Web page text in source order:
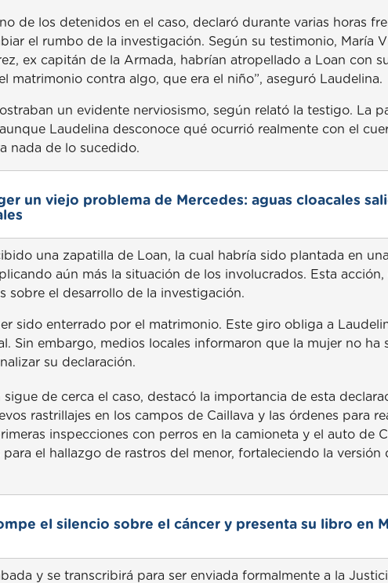
de los detenidos en el caso, declaró durante varias horas
el rumbo de la investigación. Según su testimonio, María
ex capitán de la Armada, habrían atropellado a Loan con
matrimonio contra algo, que era el niño”, aseguró Laudelina.
un evidente nerviosismo, según relató la testigo. La
Laudelina desconoce qué ocurrió realmente con el
nada de lo sucedido.
un viejo problema de Mercedes: aguas cloacales
una zapatilla de Loan, la cual habría sido plantada en
aún más la situación de los involucrados. Esta acción,
sobre el desarrollo de la investigación.
sido enterrado por el matrimonio. Este giro obliga a
Sin embargo, medios locales informaron que la mujer no ha
su declaración.
de cerca el caso, destacó la importancia de esta
rastrillajes en los campos de Caillava y las órdenes para
inspecciones con perros en la camioneta y el auto de
el hallazgo de rastros del menor, fortaleciendo la versión
el silencio sobre el cáncer y presenta su libro en
y se transcribirá para ser enviada formalmente a la